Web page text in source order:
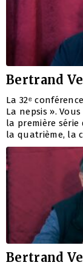
Bertrand
La 32ᵉ
La nepsis ».
la première série
la quatrième, la
Bertrand